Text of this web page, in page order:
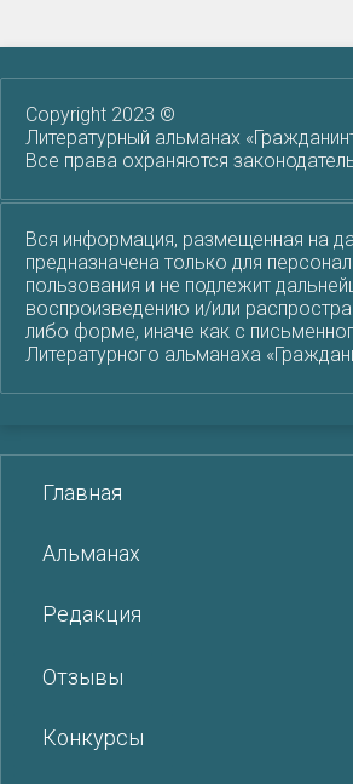
Copyright 2023 ©
Литературный альманах
Все права охраняются
Вся информация, размещенная на
предназначена только для
пользования и не подлежит
воспроизведению и/или
либо форме, иначе как с
Литературного альманаха
Главная
Альманах
Редакция
Отзывы
Конкурсы